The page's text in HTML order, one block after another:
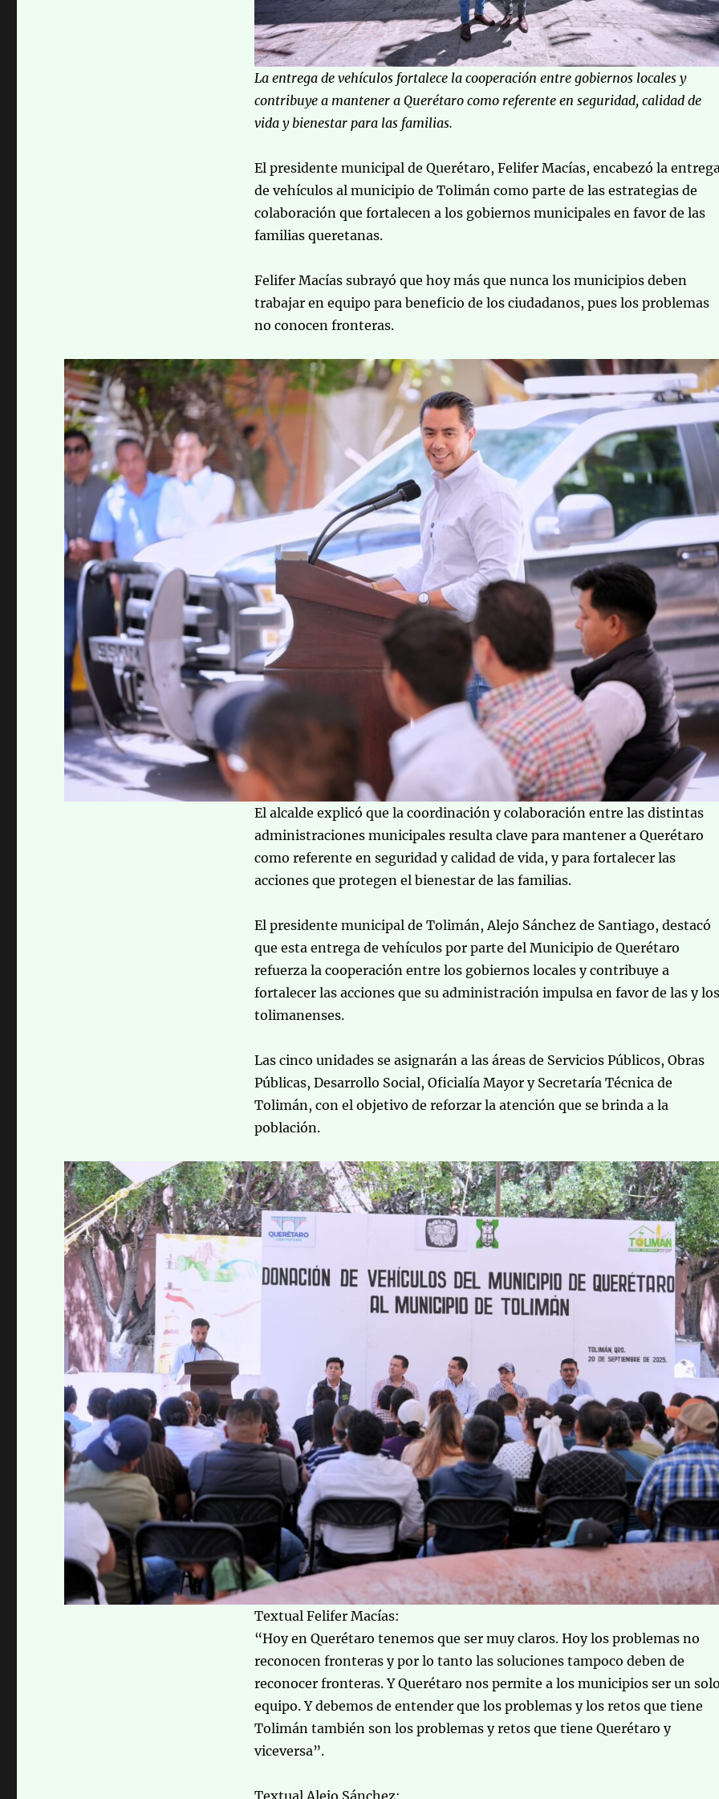
La entrega de vehículos fortalece la cooperación entre gobiernos locales y
contribuye a mantener a Querétaro como referente en seguridad, calidad de
vida y bienestar para las familias.
El presidente municipal de Querétaro, Felifer Macías, encabezó la
de vehículos al municipio de Tolimán como parte de las estrategias de
colaboración que fortalecen a los gobiernos municipales en favor de las
familias queretanas.
Felifer Macías subrayó que hoy más que nunca los municipios deben
trabajar en equipo para beneficio de los ciudadanos, pues los problemas
no conocen fronteras.
El alcalde explicó que la coordinación y colaboración entre las distintas
administraciones municipales resulta clave para mantener a Querétaro
como referente en seguridad y calidad de vida, y para fortalecer las
acciones que protegen el bienestar de las familias.
El presidente municipal de Tolimán, Alejo Sánchez de Santiago, destacó
que esta entrega de vehículos por parte del Municipio de Querétaro
refuerza la cooperación entre los gobiernos locales y contribuye a
fortalecer las acciones que su administración impulsa en favor de las y los
tolimanenses.
Las cinco unidades se asignarán a las áreas de Servicios Públicos, Obras
Públicas, Desarrollo Social, Oficialía Mayor y Secretaría Técnica de
Tolimán, con el objetivo de reforzar la atención que se brinda a la
población.
Textual Felifer Macías:
“Hoy en Querétaro tenemos que ser muy claros. Hoy los problemas no
reconocen fronteras y por lo tanto las soluciones tampoco deben de
reconocer fronteras. Y Querétaro nos permite a los municipios ser un
equipo. Y debemos de entender que los problemas y los retos que tiene
Tolimán también son los problemas y retos que tiene Querétaro y
viceversa”.